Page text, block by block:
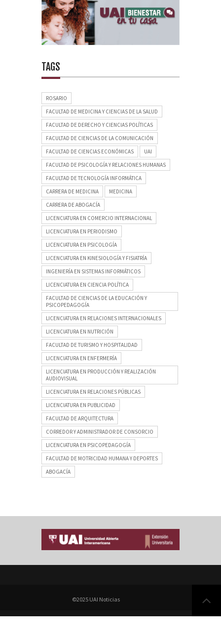
TAGS
ROSARIO
FACULTAD DE MEDICINA Y CIENCIAS DE LA SALUD
FACULTAD DE DERECHO Y CIENCIAS POLÍTICAS
FACULTAD DE CIENCIAS DE LA COMUNICACIÓN
FACULTAD DE CIENCIAS ECONÓMICAS
UAI
FACULTAD DE PSICOLOGÍA Y RELACIONES HUMANAS
FACULTAD DE TECNOLOGÍA INFORMÁTICA
CARRERA DE MEDICINA
MEDICINA
CARRERA DE ABOGACÍA
LICENCIATURA EN COMERCIO INTERNACIONAL
LICENCIATURA EN PERIODISMO
LICENCIATURA EN PSICOLOGÍA
LICENCIATURA EN KINESIOLOGÍA Y FISIATRÍA
INGENIERÍA EN SISTEMAS INFORMÁTICOS
LICENCIATURA EN CIENCIA POLÍTICA
FACULTAD DE CIENCIAS DE LA EDUCACIÓN Y
PSICOPEDAGOGÍA
LICENCIATURA EN RELACIONES INTERNACIONALES
LICENCIATURA EN NUTRICIÓN
FACULTAD DE TURISMO Y HOSPITALIDAD
LICENCIATURA EN ENFERMERÍA
LICENCIATURA EN PRODUCCIÓN Y REALIZACIÓN
AUDIOVISUAL
LICENCIATURA EN RELACIONES PÚBLICAS
LICENCIATURA EN PUBLICIDAD
FACULTAD DE ARQUITECTURA
CORREDOR Y ADMINISTRADOR DE CONSORCIO
LICENCIATURA EN PSICOPEDAGOGÍA
FACULTAD DE MOTRICIDAD HUMANA Y DEPORTES
ABOGACÍA
©2025 UAI Noticias